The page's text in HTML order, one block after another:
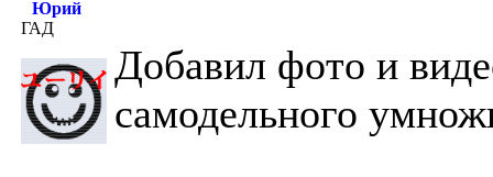
Юрий
ГАД
Добавил фото и
самодельного